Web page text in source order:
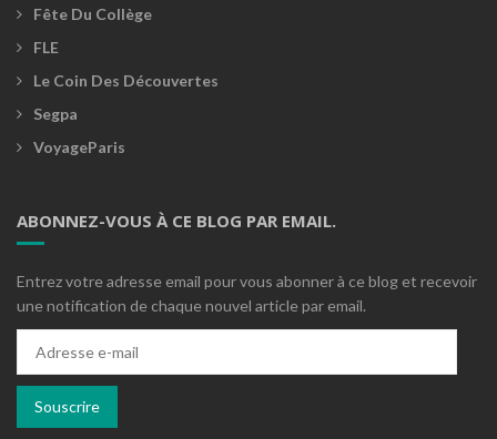
Fête Du Collège
FLE
Le Coin Des Découvertes
Segpa
VoyageParis
ABONNEZ-VOUS À CE BLOG PAR EMAIL.
Entrez votre adresse email pour vous abonner à ce blog et recevoir
une notification de chaque nouvel article par email.
mail
Souscrire